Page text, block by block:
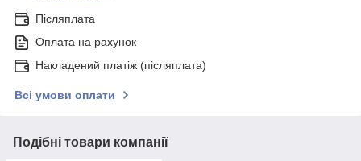
Післяплата
Оплата на рахунок
Накладений платіж (післяплата)
Всі умови оплати
Подібні товари компанії